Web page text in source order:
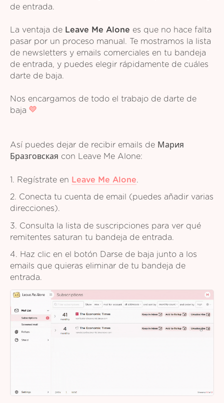
de entrada.
La ventaja de Leave Me Alone es que no hace falta
pasar por un proceso manual. Te mostramos la lista
de newsletters y emails comerciales en tu bandeja
de entrada, y puedes elegir rápidamente de cuáles
darte de baja.
Nos encargamos de todo el trabajo de darte de
baja
Así puedes dejar de recibir emails de Мария
Бразговская con Leave Me Alone:
1. Regístrate en Leave Me Alone.
2. Conecta tu cuenta de email (puedes añadir varias
direcciones).
3. Consulta la lista de suscripciones para ver qué
remitentes saturan tu bandeja de entrada.
4. Haz clic en el botón Darse de baja junto a los
emails que quieras eliminar de tu bandeja de
entrada.